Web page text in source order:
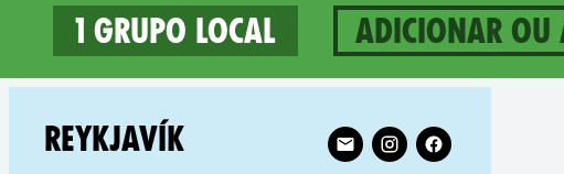
1 grupo local Adicionar ou
1 groups in Iceland
REYKJAVÍK Follow XR Reykjavík on